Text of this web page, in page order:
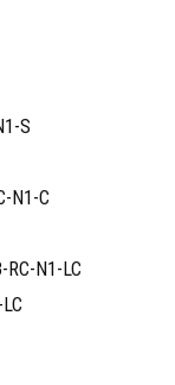
S
N1-C
N1-LC